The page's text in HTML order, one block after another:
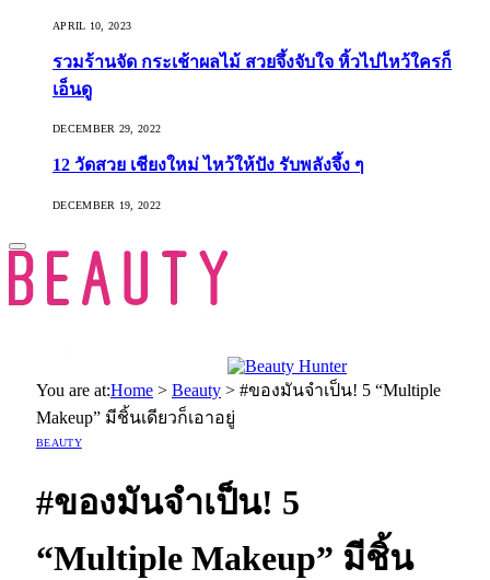
APRIL 10, 2023
รวมร้านจัด กระเช้าผลไม้ สวยจึ้งจับใจ หิ้วไปไหว้ใครก็
เอ็นดู
DECEMBER 29, 2022
12 วัดสวย เชียงใหม่ ไหว้ให้ปัง รับพลังจึ้ง ๆ
DECEMBER 19, 2022
You are at:Home > Beauty > #ของมันจำเป็น! 5 “Multiple
Makeup” มีชิ้นเดียวก็เอาอยู่
BEAUTY
#ของมันจำเป็น! 5
“Multiple Makeup” มีชิ้น